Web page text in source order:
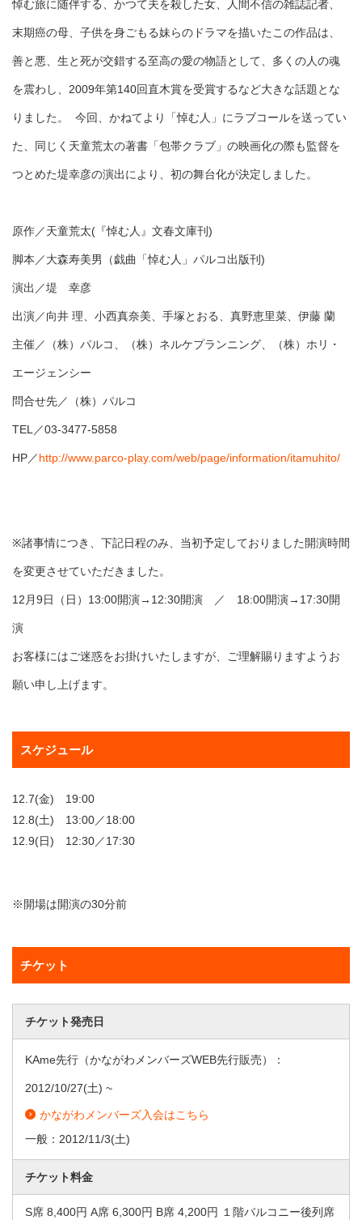
悼む旅に随伴する、かつて夫を殺した女、人間不信の雑誌記者、
末期癌の母、子供を身ごもる妹らのドラマを描いたこの作品は、
善と悪、生と死が交錯する至高の愛の物語として、多くの人の魂
を震わし、2009年第140回直木賞を受賞するなど大きな話題とな
りました。 今回、かねてより「悼む人」にラブコールを送ってい
た、同じく天童荒太の著書「包帯クラブ」の映画化の際も監督を
つとめた堤幸彦の演出により、初の舞台化が決定しました。
原作／天童荒太(『悼む人』文春文庫刊)
脚本／大森寿美男（戯曲「悼む人」パルコ出版刊)
演出／堤 幸彦
出演／向井 理、小西真奈美、手塚とおる、真野恵里菜、伊藤 蘭
主催／（株）パルコ、（株）ネルケプランニング、（株）ホリ・
エージェンシー
問合せ先／（株）パルコ
TEL／03-3477-5858
HP／http://www.parco-play.com/web/page/information/itamuhito/
※諸事情につき、下記日程のみ、当初予定しておりました開演時間
を変更させていただきました。
12月9日（日）13:00開演→12:30開演 ／ 18:00開演→17:30開
演
お客様にはご迷惑をお掛けいたしますが、ご理解賜りますようお
願い申し上げます。
スケジュール
12.7(金) 19:00
12.8(土) 13:00／18:00
12.9(日) 12:30／17:30
※開場は開演の30分前
チケット
チケット発売日
KAme先行（かながわメンバーズWEB先行販売）：
2012/10/27(土) ~
かながわメンバーズ入会はこちら
一般： 2012/11/3(土)
チケット料金
S席 8,400円 A席 6,300円 B席 4,200円 １階バルコニー後列席